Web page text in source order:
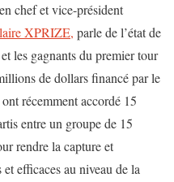
chef et vice-président
XPRIZE, parle de l’état de
et les gagnants du premier tour
de dollars financé par le
récemment accordé 15
entre un groupe de 15
rendre la capture et
efficaces au niveau de la